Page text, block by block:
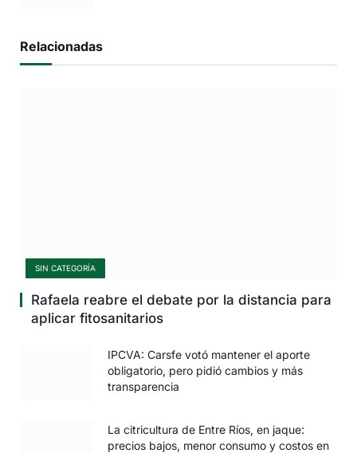
Relacionadas
SIN CATEGORÍA
Rafaela reabre el debate por la distancia para
aplicar fitosanitarios
IPCVA: Carsfe votó mantener el aporte
obligatorio, pero pidió cambios y más
transparencia
La citricultura de Entre Ríos, en jaque:
precios bajos, menor consumo y costos en